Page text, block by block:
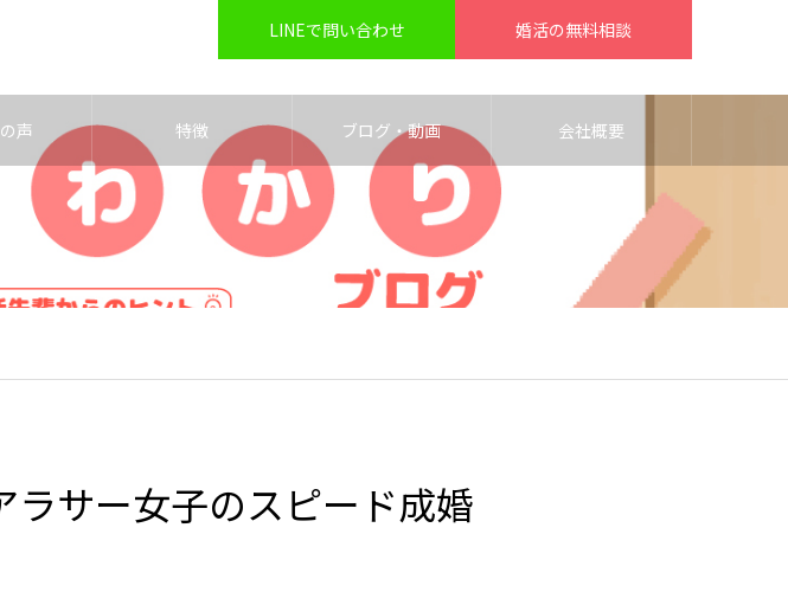
LINEで問い合わせ 婚活の無料相談
声 特徴 ブログ・動画 会社概要
サー女子のスピード成婚